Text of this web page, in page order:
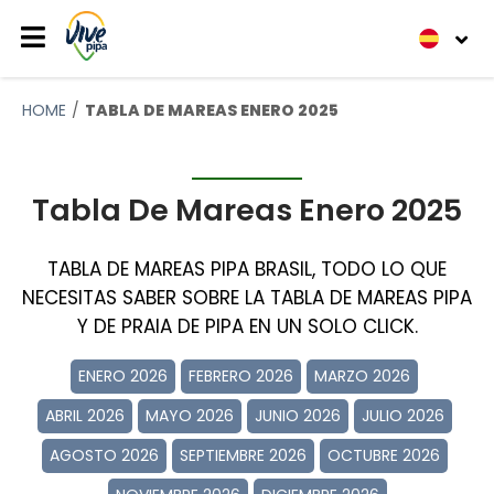
HOME TABLA DE MAREAS ENERO 2025
Tabla De Mareas Enero 2025
TABLA DE MAREAS PIPA BRASIL, TODO LO QUE
NECESITAS SABER SOBRE LA TABLA DE MAREAS PIPA
Y DE PRAIA DE PIPA EN UN SOLO CLICK.
ENERO 2026 FEBRERO 2026
MARZO 2026
ABRIL 2026
MAYO 2026 JUNIO 2026
JULIO 2026
AGOSTO 2026
SEPTIEMBRE 2026
OCTUBRE 2026